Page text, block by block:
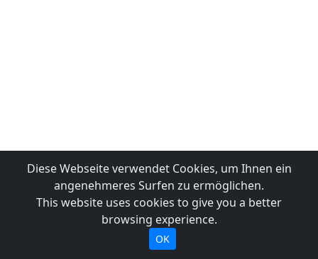
Diese Webseite verwendet Cookies, um Ihnen ein
angenehmeres Surfen zu ermöglichen.
This website uses cookies to give you a better
browsing experience.
OK